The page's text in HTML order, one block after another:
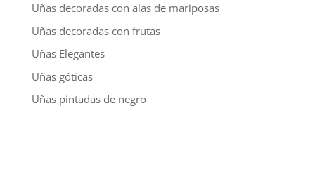
Uñas decoradas con alas de mariposas
Uñas decoradas con frutas
Uñas Elegantes
Uñas góticas
Uñas pintadas de negro